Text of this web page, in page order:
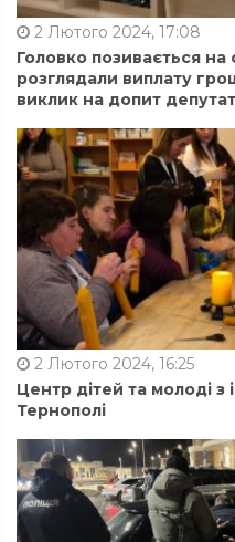
2 Лютого 2024, 17:08
Головко позивається на
розглядали виплату
виклик на допит
2 Лютого 2024, 16:25
Центр дітей та молоді з
Тернополі